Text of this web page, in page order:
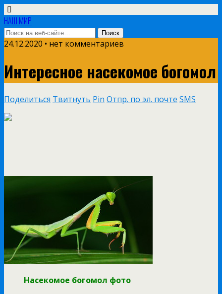
НАШ МИР
24.12.2020 • нет комментариев
Интересное насекомое богомол
Поделиться Твитнуть Pin Отпр. по эл. почте SMS
Насекомое богомол фото